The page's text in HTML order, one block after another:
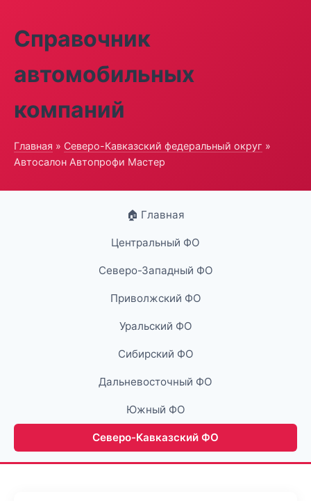
Справочник
автомобильных
компаний
Главная » Северо-Кавказский федеральный округ »
Автосалон Автопрофи Мастер
🏠 Главная
Центральный ФО
Северо-Западный ФО
Приволжский ФО
Уральский ФО
Сибирский ФО
Дальневосточный ФО
Южный ФО
Северо-Кавказский ФО